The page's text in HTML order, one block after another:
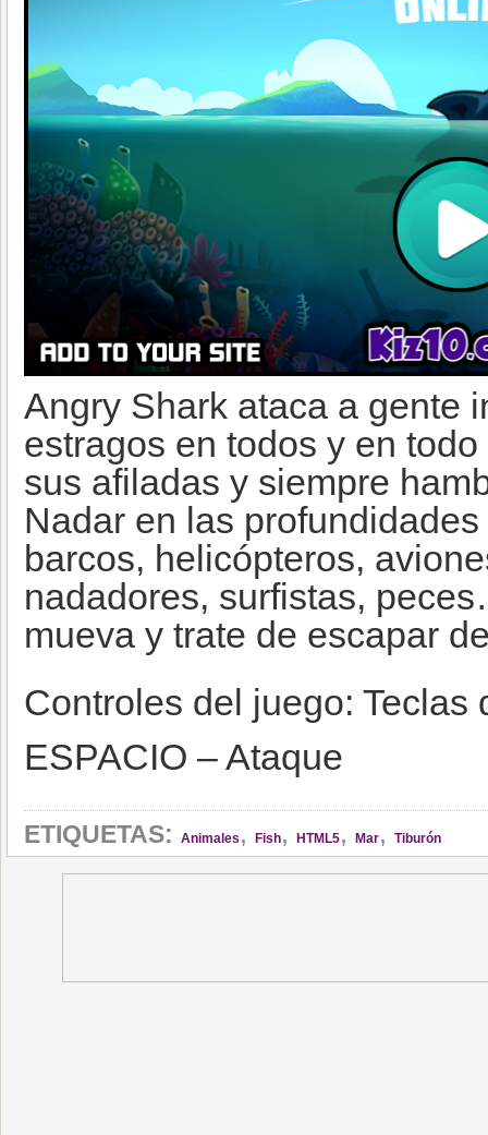
Angry Shark ataca a gente
estragos en todos y en
sus afiladas y siempre
Nadar en las
barcos, helicópteros,
nadadores, surfistas,
mueva y trate de escapar
Controles del juego: Teclas
ESPACIO – Ataque
ETIQUETAS: Animales , Fish, HTML5, Mar, Tiburón